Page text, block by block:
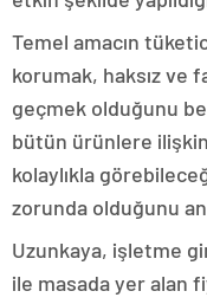
Temel amacın
korumak, haksız ve
geçmek olduğunu
bütün ürünlere
kolaylıkla
zorunda olduğunu
Uzunkaya, işletme
ile masada yer alan